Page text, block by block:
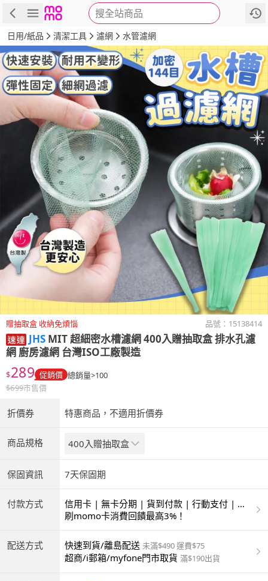
搜全站商品
商品 評價 詳情
日用/紙品 清潔工具 濾網 水管濾網
贈抽取盒 收納免煩惱 品號： 15138414
JHS MIT 超細密水槽濾網 400入贈抽取盒 排水孔濾
網 廚房濾網 台灣ISO工廠製造
$289 促銷價 總銷量>100
$699市售價
折價券 特惠商品，不適用折價券
商品規格 400入贈抽取盒
保固資訊 7天保固期
付款方式
信用卡 | 無卡分期 | 貨到付款 | 行動支付 | 超
商付款 | ATM | 銀聯卡
刷momo卡消費回饋最高3%！
配送方式 快速到貨/離島配送 未滿$490 運費$75
超商/i郵箱/myfone門市取貨 滿$190出貨